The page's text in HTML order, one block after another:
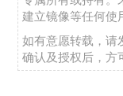
建立镜像等任何使
如有意愿转载，请
确认及授权后，方